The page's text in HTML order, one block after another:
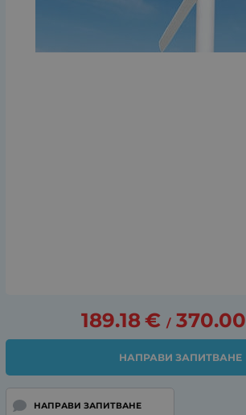
189.18€ / 370.00
НАПРАВИ ЗАПИТВАНЕ
НАПРАВИ ЗАПИТВАНЕ